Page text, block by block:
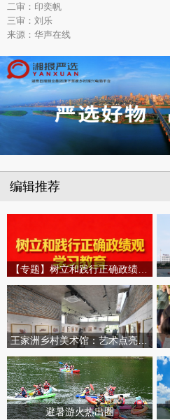
二审：印奕帆
三审：刘乐
来源：华声在线
编辑推荐
王家洲乡村美术馆：艺术点亮田园乡村
避暑游火热出圈